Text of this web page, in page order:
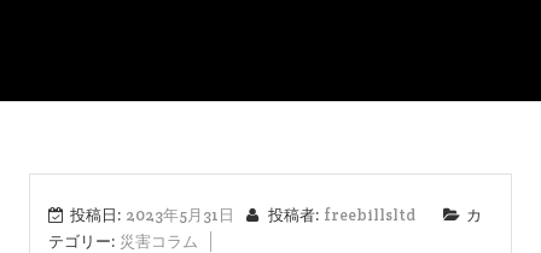
投稿日: 2023年5月31日 投稿者: freebillsltd
カ
テゴリー: 災害コラム